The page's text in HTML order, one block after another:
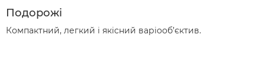
Подорожі
Компактний, легкий і якісний варіооб’єктив.